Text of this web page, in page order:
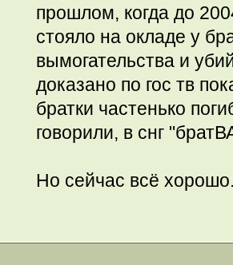
прошлом, когда до
стояло на окладе у
вымогательства и
доказано по гос тв
братки частенько
говорили, в снг
Но сейчас всё